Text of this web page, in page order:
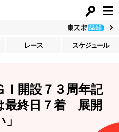
レース スケジュール
Ｉ開設７３周年記
最終日７着 展開